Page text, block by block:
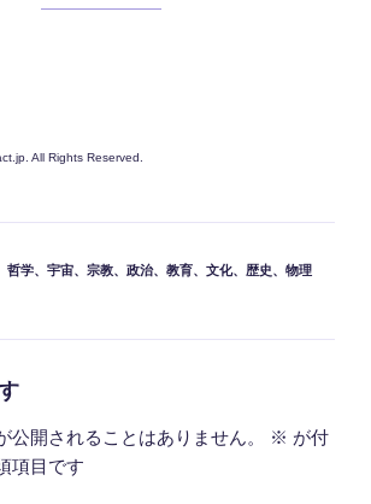
All Rights Reserved.
哲学、 宇宙、 宗教、 政治、 教育、 文化、 歴史、 物理
公開されることはありません。 ※ が付
項目です